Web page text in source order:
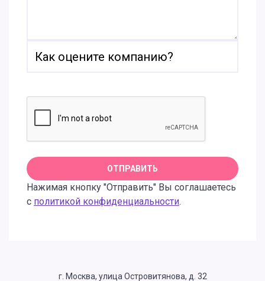
Нажимая кнопку "Отправить" Вы соглашаетесь
с политикой конфиденциальности.
г. Москва, улица Островитянова, д. 32